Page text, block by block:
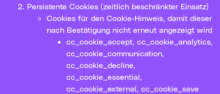
Persistente Cookies (zeitlich beschränkter Einsatz)
Cookies für den Cookie-Hinweis, damit dieser
nach Bestätigung nicht erneut angezeigt wird
cc_cookie_accept, cc_cookie_analytics,
cc_cookie_communication,
cc_cookie_decline,
cc_cookie_essential,
cc_cookie_external, cc_cookie_save